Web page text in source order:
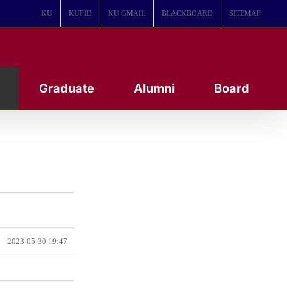
KU KUPID KU GMAIL BLACKBOARD SITEMAP
Graduate Alumni Board
2023-05-30 19:47